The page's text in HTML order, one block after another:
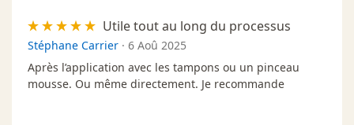
Utile tout au long du processus
Stéphane Carrier · 6 Aoû 2025
Après l’application avec les tampons ou un pinceau
mousse. Ou même directement. Je recommande